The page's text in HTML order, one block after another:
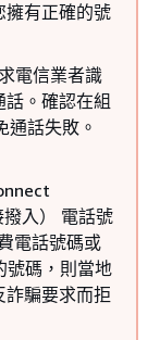
擁有正確的號
電信業者識
。確認在組
通話失敗。
入） 電話號
電話號碼或
號碼，則當地
詐騙要求而拒